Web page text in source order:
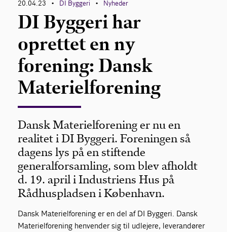
20.04.23 • DI Byggeri • Nyheder
DI Byggeri har
oprettet en ny
forening: Dansk
Materielforening
Dansk Materielforening er nu en
realitet i DI Byggeri. Foreningen så
dagens lys på en stiftende
generalforsamling, som blev afholdt
d. 19. april i Industriens Hus på
Rådhuspladsen i København.
Dansk Materielforening er en del af DI Byggeri. Dansk
Materielforening henvender sig til udlejere, leverandører